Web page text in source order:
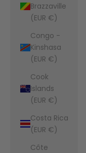
Brazzaville
(EUR €)
Congo -
Kinshasa
(EUR €)
Cook
Islands
(EUR €)
Costa Rica
(EUR €)
Côte